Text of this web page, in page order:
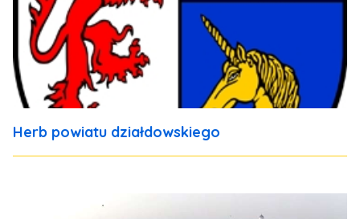
Herb powiatu działdowskiego